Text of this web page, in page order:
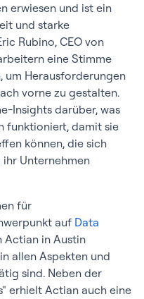
erwiesen und ist ein
und starke
Rubino, CEO von
eine Stimme
um Herausforderungen
vorne zu gestalten.
Insights darüber, was
funktioniert, damit sie
können, die sich
Unternehmen
für
auf Data
Actian in Austin
allen Aspekten und
sind. Neben der
erhielt Actian auch eine